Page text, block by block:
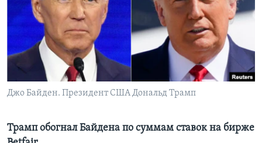
Learning English
СОЦИАЛЬНЫЕ СЕТИ
Джо Байден. Президент США Дональд Трамп
Трамп обогнал Байдена по суммам ставок на бирже